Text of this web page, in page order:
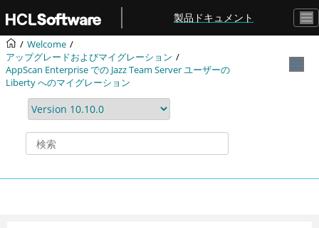
メインコンテンツにジャンプ
製品ドキュメント
Welcome
アップグレードおよびマイグレーション
AppScan Enterprise での Jazz Team Server ユーザーの
Liberty へのマイグレーション